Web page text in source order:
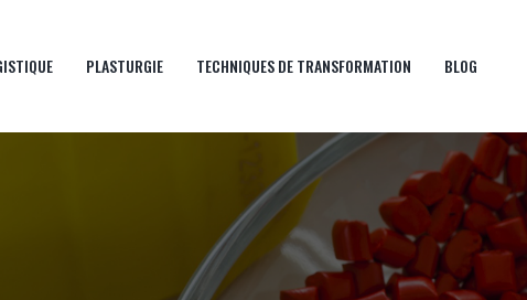
PLASTURGIE TECHNIQUES DE TRANSFORMATION BLOG